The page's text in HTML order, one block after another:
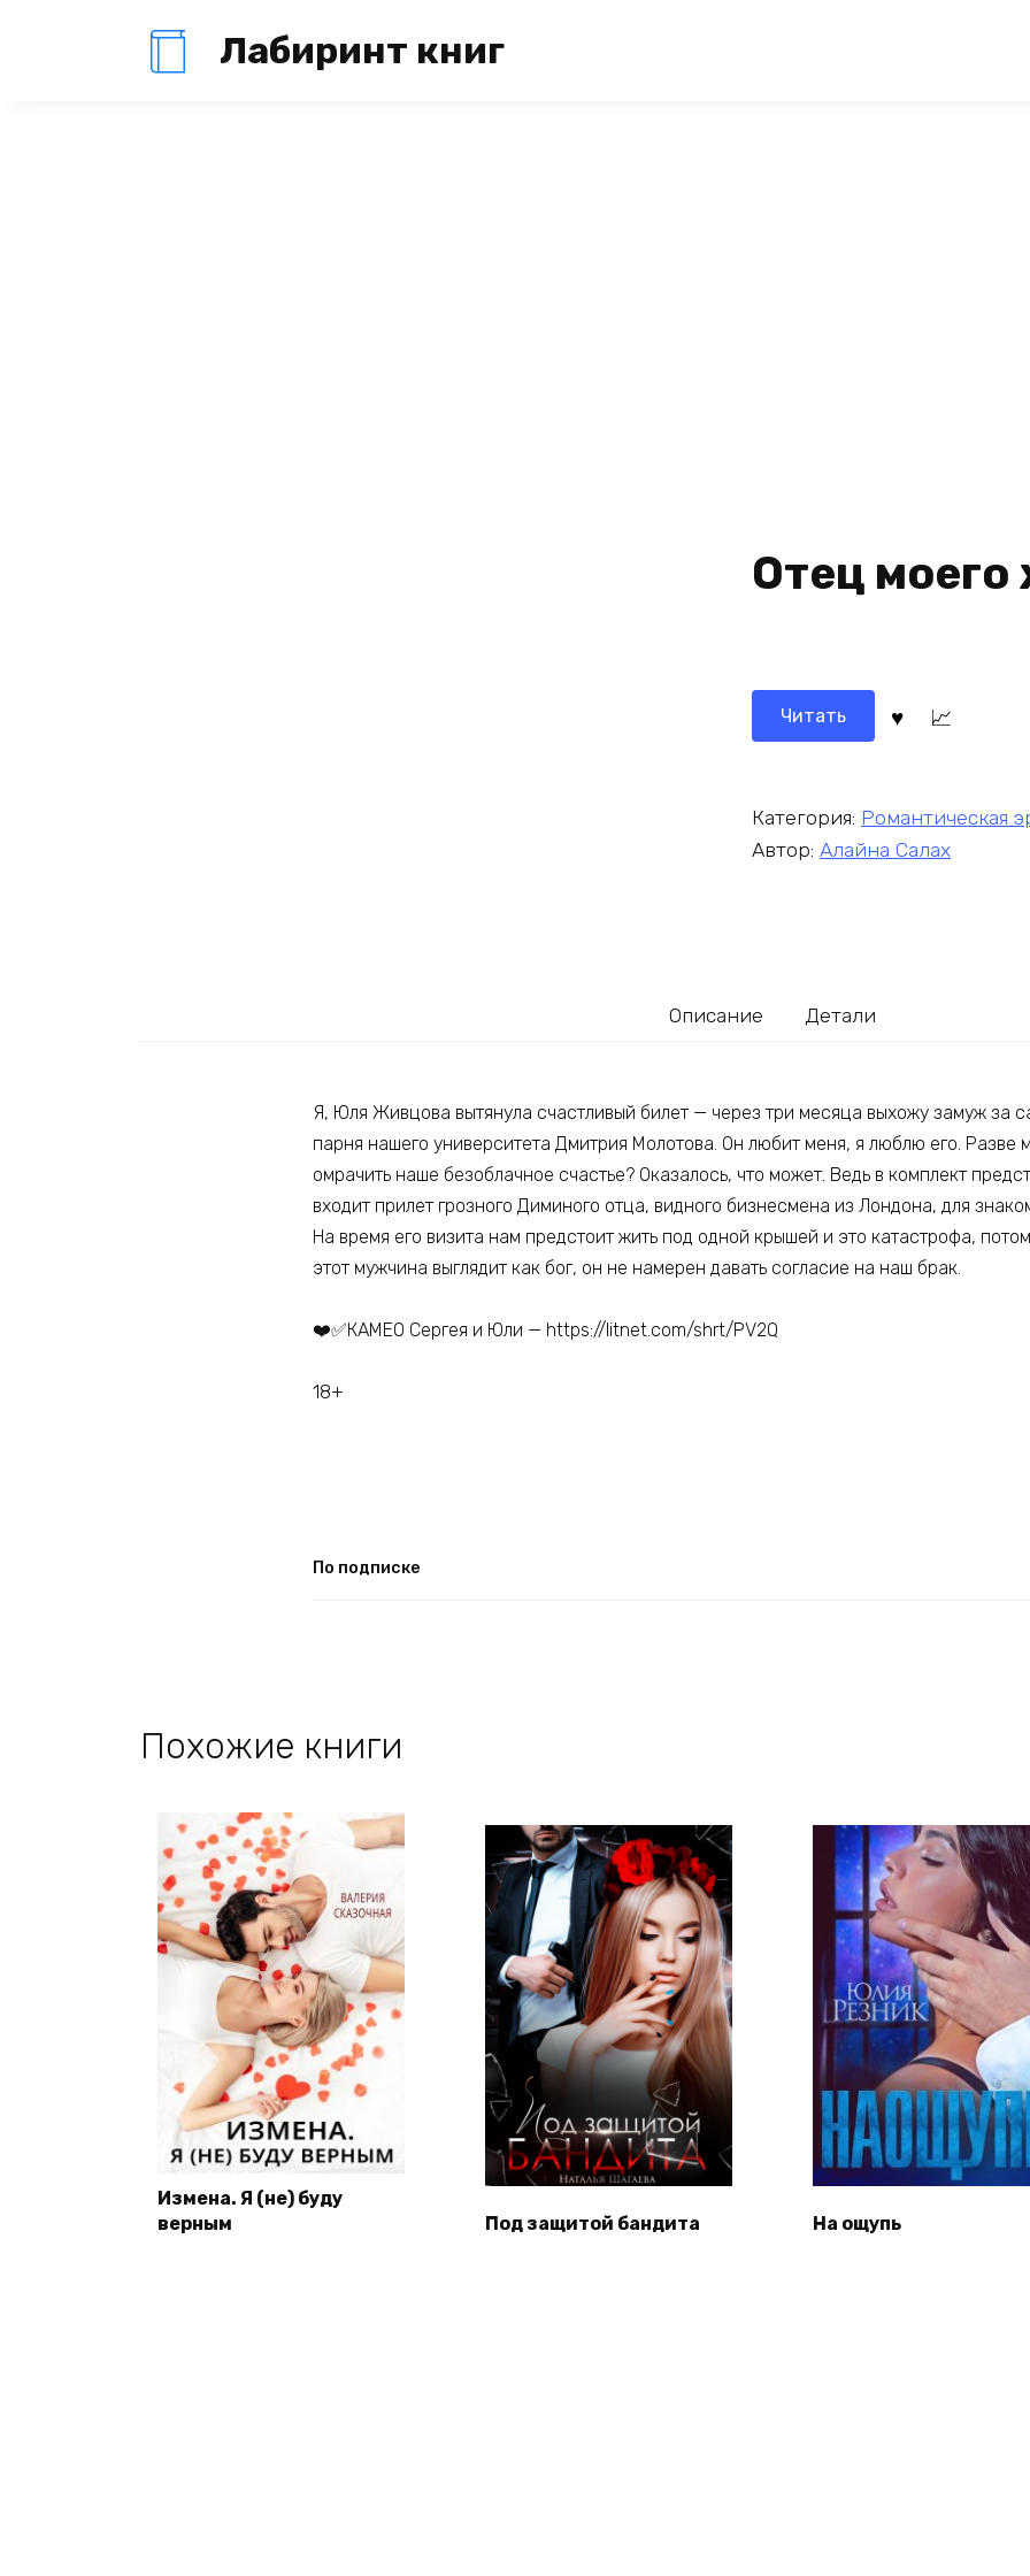
Лабиринт книг
Отец моего
Читать
Категория: Романтическая
Автор: Алайна Салах
Описание Детали
Я, Юля Живцова вытянула счастливый билет — через три месяца выхожу замуж за
парня нашего университета Дмитрия Молотова. Он любит меня, я люблю его. Разве
омрачить наше безоблачное счастье? Оказалось, что может. Ведь в комплект
входит прилет грозного Диминого отца, видного бизнесмена из Лондона, для
На время его визита нам предстоит жить под одной крышей и это катастрофа,
этот мужчина выглядит как бог, он не намерен давать согласие на наш брак.
❤️✅КАМЕО Сергея и Юли — https://litnet.com/shrt/PV2Q
18+
По подписке
Похожие книги
Измена. Я (не) буду
верным
Под защитой бандита На ощупь